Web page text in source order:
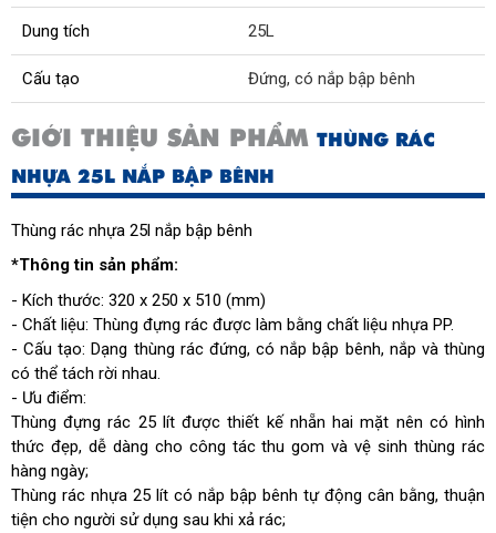
Dung tích 25L
Cấu tạo Đứng, có nắp bập bênh
GIỚI THIỆU SẢN PHẨM THÙNG RÁC
NHỰA 25L NẮP BẬP BÊNH
Thùng rác nhựa 25l nắp bập bênh
*Thông tin sản phẩm:
- Kích thước: 320 x 250 x 510 (mm)
- Chất liệu: Thùng đựng rác được làm bằng chất liệu nhựa PP.
- Cấu tạo: Dạng thùng rác đứng, có nắp bập bênh, nắp và thùng
có thể tách rời nhau.
- Ưu điểm:
Thùng đựng rác 25 lít được thiết kế nhẵn hai mặt nên có hình
thức đẹp, dễ dàng cho công tác thu gom và vệ sinh thùng rác
hàng ngày;
Thùng rác nhựa 25 lít có nắp bập bênh tự động cân bằng, thuận
tiện cho người sử dụng sau khi xả rác;